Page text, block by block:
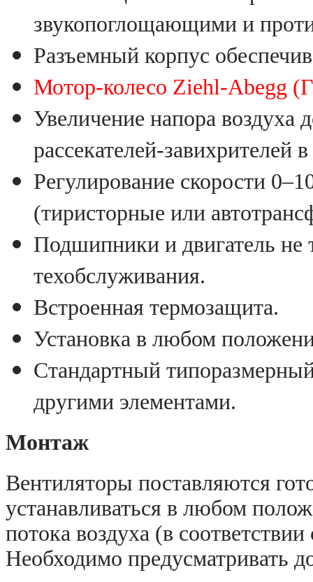
звукопоглощающими и
Разъемный корпус
Мотор-колесо Ziehl-Abegg
Увеличение напора воздуха
рассекателей-завихрителей
Регулирование скорости
(тиристорные или
Подшипники и двигатель не
техобслуживания.
Встроенная термозащита.
Установка в любом
Стандартный
другими элементами.
Монтаж
Вентиляторы поставляются
устанавливаться в любом
потока воздуха (в
Необходимо предусматривать